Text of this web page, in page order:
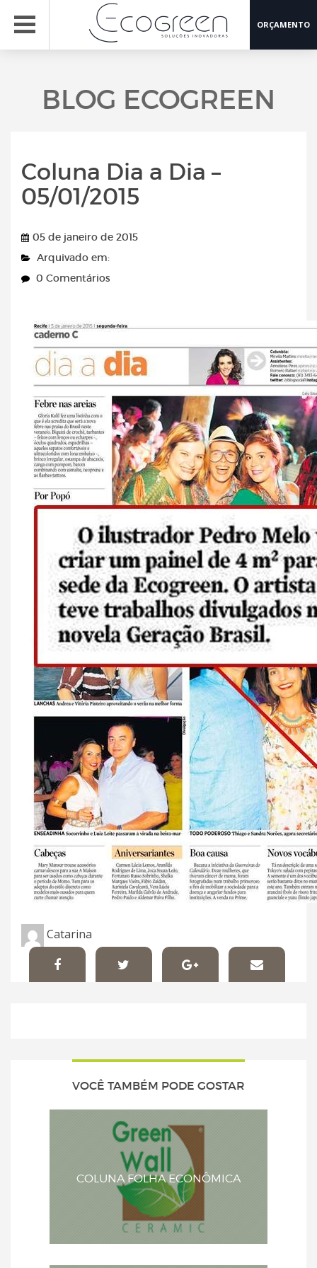
ORÇAMENTO
BLOG ECOGREEN
Coluna Dia a Dia –
05/01/2015
05 de janeiro de 2015
Arquivado em:
0 Comentários
Catarina
VOCÊ TAMBÉM PODE GOSTAR
COLUNA FOLHA ECONÔMICA